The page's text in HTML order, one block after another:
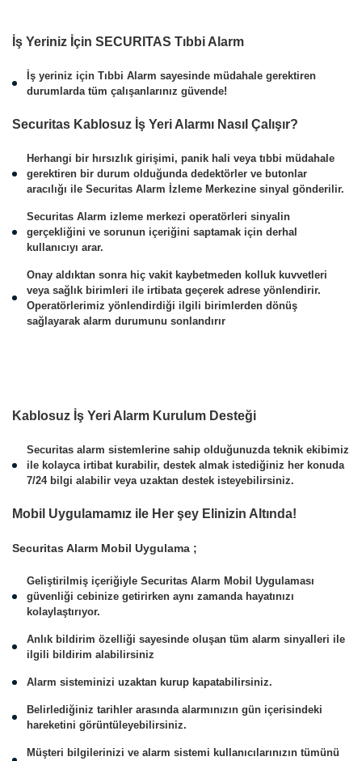
İş Yeriniz İçin SECURITAS Tıbbi Alarm
İş yeriniz için Tıbbi Alarm sayesinde müdahale gerektiren
durumlarda tüm çalışanlarınız güvende!
Securitas Kablosuz İş Yeri Alarmı Nasıl Çalışır?
Herhangi bir hırsızlık girişimi, panik hali veya tıbbi müdahale
gerektiren bir durum olduğunda dedektörler ve butonlar
aracılığı ile Securitas Alarm İzleme Merkezine sinyal gönderilir.
Securitas Alarm izleme merkezi operatörleri sinyalin
gerçekliğini ve sorunun içeriğini saptamak için derhal
kullanıcıyı arar.
Onay aldıktan sonra hiç vakit kaybetmeden kolluk kuvvetleri
veya sağlık birimleri ile irtibata geçerek adrese yönlendirir.
Operatörlerimiz yönlendirdiği ilgili birimlerden dönüş
sağlayarak alarm durumunu sonlandırır
Kablosuz İş Yeri Alarm Kurulum Desteği
Securitas alarm sistemlerine sahip olduğunuzda teknik ekibimiz
ile kolayca irtibat kurabilir, destek almak istediğiniz her konuda
7/24 bilgi alabilir veya uzaktan destek isteyebilirsiniz.
Mobil Uygulamamız ile Her şey Elinizin Altında!
Securitas Alarm Mobil Uygulama ;
Geliştirilmiş içeriğiyle Securitas Alarm Mobil Uygulaması
güvenliği cebinize getirirken aynı zamanda hayatınızı
kolaylaştırıyor.
Anlık bildirim özelliği sayesinde oluşan tüm alarm sinyalleri ile
ilgili bildirim alabilirsiniz
Alarm sisteminizi uzaktan kurup kapatabilirsiniz.
Belirlediğiniz tarihler arasında alarmınızın gün içerisindeki
hareketini görüntüleyebilirsiniz.
Müşteri bilgilerinizi ve alarm sistemi kullanıcılarınızın tümünü